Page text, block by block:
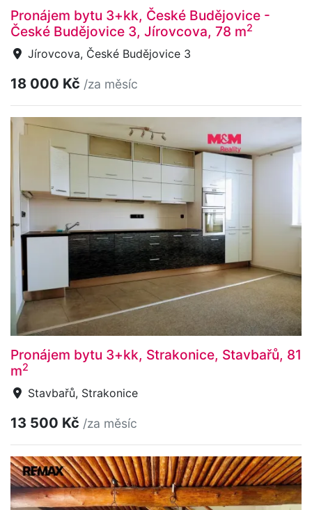
Pronájem bytu 3+kk, České Budějovice -
České Budějovice 3, Jírovcova, 78 m2
Jírovcova, České Budějovice 3
18 000 Kč /za měsíc
Pronájem bytu 3+kk, Strakonice, Stavbařů, 81
m2
Stavbařů, Strakonice
13 500 Kč /za měsíc